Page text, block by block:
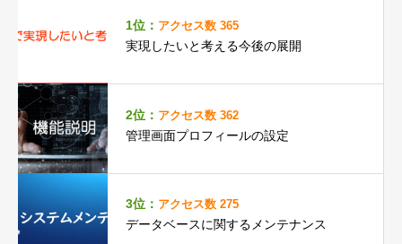
1位： アクセス数 365
実現したいと考える今後の展開
2位： アクセス数 362
管理画面プロフィールの設定
3位： アクセス数 275
データベースに関するメンテナンス